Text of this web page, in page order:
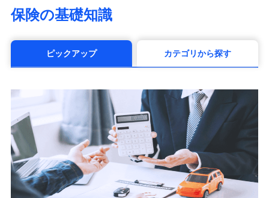
マニュライフ生命保険株式会社
（https://www.manulife.co.jp/）
（https://www.msa-life.co.jp/）
メットライフ生命株式会社(https://www.metlife.co.jp/)
■少額短期保険
株式会社アシロ少額短期保険 (https://kailash.co.jp/)
SBIいきいき少額短期保険会社 (https://www.i-
sedai.com/)
SBIペット少額短期保険株式会社 (https://www.sbipet-
ssi.co.jp/)
SBIリスタ少額短期保険会社
保険の基礎知識
ピックアップ カテゴリから探す